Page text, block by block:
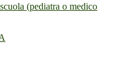
(pediatra o medico